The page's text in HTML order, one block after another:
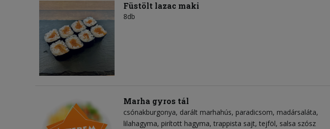
Füstölt lazac maki
8db
Marha gyros tál
csónakburgonya darált marhahús paradicsom madársaláta
lilahagyma pirított hagyma trappista sajt tejföl salsa szósz